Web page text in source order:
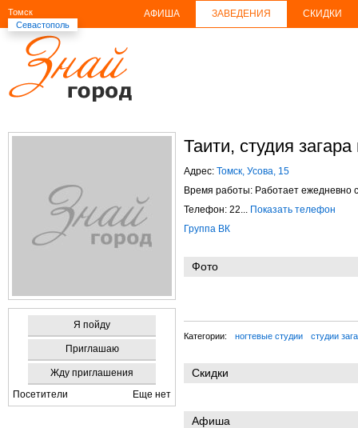
Томск
Севастополь
АФИША ЗАВЕДЕНИЯ СКИДКИ
Я пойду
Приглашаю
Жду приглашения
Посетители
Еще нет
Таити, студия
Адрес: Томск, Усова, 15
Время работы: Работает ежедневно
Телефон: 22... Показать телефон
Группа ВК
Фото
Категории: ногтевые студии студии
Скидки
Афиша